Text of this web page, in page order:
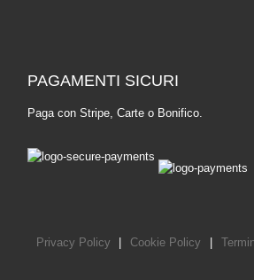
PAGAMENTI SICURI
Paga con Stripe, Carte o Bonifico.
Privacy Policy Cookie Policy